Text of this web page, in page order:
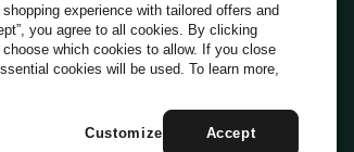
Italiano
experience with tailored offers and
you agree to all cookies. By clicking
choose which cookies to allow. If you close
cookies will be used. To learn more,
Accept
Customize